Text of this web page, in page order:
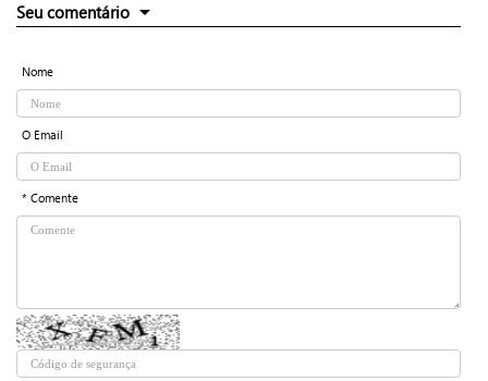
Seu comentário
Nome
O Email
* Comente